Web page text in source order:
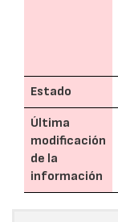
Estado
Última
modificación
de la
información